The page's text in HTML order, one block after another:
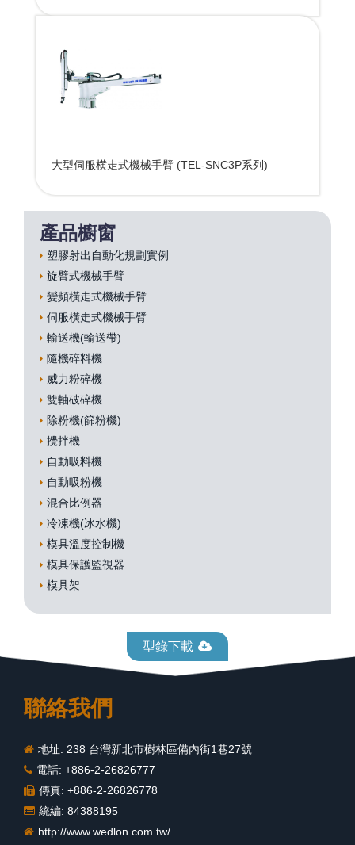
大型伺服横走式機械手臂 (TEL-SNC3P系列)
產品櫥窗
塑膠射出自動化規劃實例
旋臂式機械手臂
變頻橫走式機械手臂
伺服橫走式機械手臂
輸送機(輸送帶)
隨機碎料機
威力粉碎機
雙軸破碎機
除粉機(篩粉機)
攪拌機
自動吸料機
自動吸粉機
混合比例器
冷凍機(冰水機)
模具溫度控制機
模具保護監視器
模具架
型錄下載
聯絡我們
地址: 238 台灣新北市樹林區備內街1巷27號
電話: +886-2-26826777
傳真: +886-2-26826778
統編: 84388195
http://www.wedlon.com.tw/